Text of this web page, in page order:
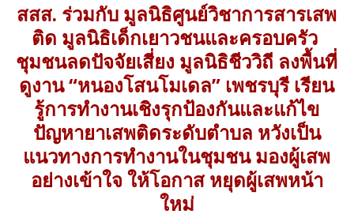
สสส. ร่วมกับ มูลนิธิศูนย์วิชาการสารเสพ
ติด มูลนิธิเด็กเยาวชนและครอบครัว
ชุมชนลดปัจจัยเสี่ยง มูลนิธิชีววิถี ลงพื้นที่
ดูงาน “หนองโสนโมเดล” เพชรบุรี เรียน
รู้การทำงานเชิงรุกป้องกันและแก้ไข
ปัญหายาเสพติดระดับตำบล หวังเป็น
แนวทางการทำงานในชุมชน มองผู้เสพ
อย่างเข้าใจ ให้โอกาส หยุดผู้เสพหน้า
ใหม่